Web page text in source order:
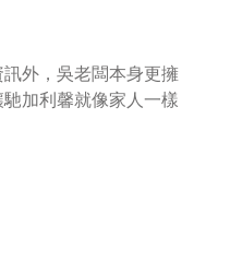
外，吳老闆本身更擁
加利馨就像家人一樣